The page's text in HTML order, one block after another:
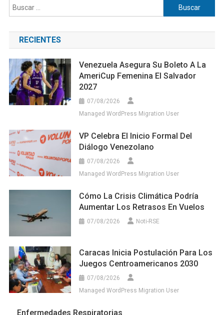
Buscar:
RECIENTES
Venezuela Asegura Su Boleto A La
AmeriCup Femenina El Salvador
2027
07/08/2026
Managed WordPress Migration User
VP Celebra El Inicio Formal Del
Diálogo Venezolano
07/08/2026
Managed WordPress Migration User
Cómo La Crisis Climática Podría
Aumentar Los Retrasos En Vuelos
07/08/2026 Noti-RSE
Caracas Inicia Postulación Para Los
Juegos Centroamericanos 2030
07/08/2026
Managed WordPress Migration User
Enfermedades Respiratorias